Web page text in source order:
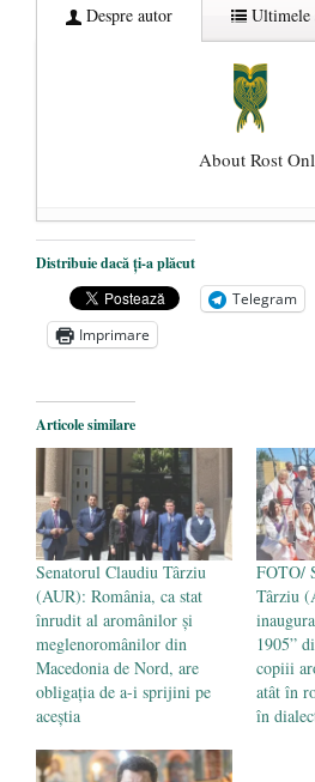
Despre autor Ultimele
About Rost
Dezvăluiri
președintele Ucrainei,
Zelensky
- 13 mai 2026
Statul care servește
Legea Vexler produce
poetului Octavian
- 16 aprilie 2026
Distribuie dacă ți-a plăcut
Telegram
Imprimare
Articole similare
Senatorul Claudiu Târziu
(AUR): România, ca stat
înrudit al aromânilor și
meglenoromânilor din
Macedonia de Nord, are
obligația de a-i sprijini pe
aceştia
FOTO/
Târziu
1905”
copiii
atât în
în